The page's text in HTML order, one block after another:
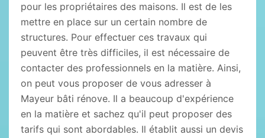
pour les propriétaires des maisons. Il est de les
mettre en place sur un certain nombre de
structures. Pour effectuer ces travaux qui
peuvent être très difficiles, il est nécessaire de
contacter des professionnels en la matière. Ainsi,
on peut vous proposer de vous adresser à
Mayeur bâti rénove. Il a beaucoup d'expérience
en la matière et sachez qu'il peut proposer des
tarifs qui sont abordables. Il établit aussi un devis